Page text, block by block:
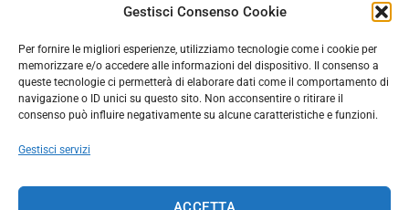
Gestisci Consenso Cookie
Per fornire le migliori esperienze, utilizziamo tecnologie come i cookie per
memorizzare e/o accedere alle informazioni del dispositivo. Il consenso a
queste tecnologie ci permetterà di elaborare dati come il comportamento di
navigazione o ID unici su questo sito. Non acconsentire o ritirare il
consenso può influire negativamente su alcune caratteristiche e funzioni.
Gestisci servizi
Chiuso
NEWSLETTER
NEWSLETTER